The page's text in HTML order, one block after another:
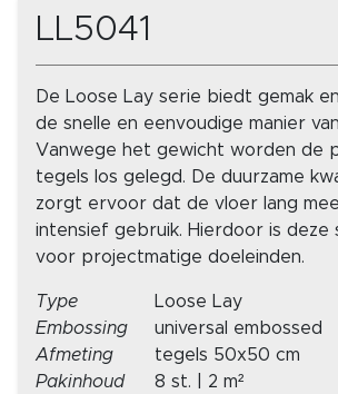
LL5041
De Loose Lay serie biedt gemak
de snelle en eenvoudige manier
Vanwege het gewicht worden de
tegels los gelegd. De duurzame
zorgt ervoor dat de vloer lang
intensief gebruik. Hierdoor is deze
voor projectmatige doeleinden.
Type
Loose Lay
Embossing
universal embossed
Afmeting
tegels 50x50 cm
Pakinhoud
8 st. | 2 m²